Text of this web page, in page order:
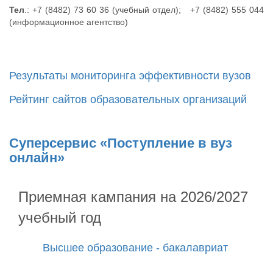
Тел .: +7 (8482) 73 60 36 (учебный отдел); +7 (8482) 555 044
(информационное агентство)
Результаты мониторинга эффективности вузов
Рейтинг сайтов образовательных организаций
Cуперсервис «Поступление в вуз
онлайн»
Приемная кампания на 2026/2027
учебный год
Высшее образование - бакалавриат